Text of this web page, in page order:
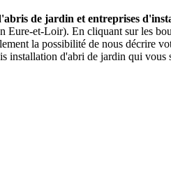
de jardin et entreprises
Eure-et-Loir). En cliquant sur les
la possibilité de nous décrire
installation d'abri de jardin qui vous